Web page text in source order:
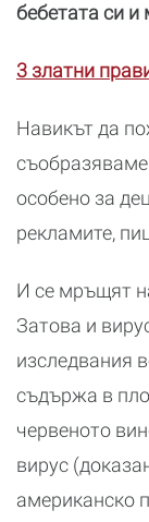
бебетата си и
3 златни
Навикът да
особено за
рекламите,
И се мръщят
Затова и
изследвания
съдържа в
червеното
вирус
американско